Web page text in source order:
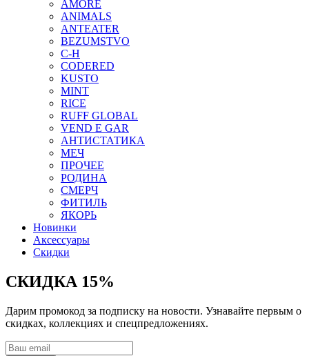
AMORE
ANIMALS
ANTEATER
BEZUMSTVO
C-H
CODERED
KUSTO
MINT
RICE
RUFF GLOBAL
VEND E GAR
АНТИСТАТИКА
МЕЧ
ПРОЧЕЕ
РОДИНА
СМЕРЧ
ФИТИЛЬ
ЯКОРЬ
Новинки
Аксессуары
Скидки
СКИДКА 15%
Дарим промокод за подписку на новости. Узнавайте первым о
скидках, коллекциях и спецпредложениях.